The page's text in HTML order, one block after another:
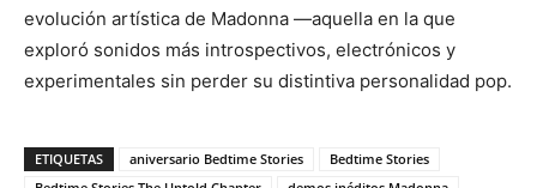
evolución artística de Madonna —aquella en la que
exploró sonidos más introspectivos, electrónicos y
experimentales sin perder su distintiva personalidad pop.
ETIQUETAS aniversario Bedtime Stories
Bedtime Stories